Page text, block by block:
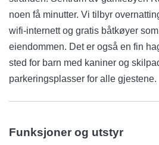
noen få minutter. Vi tilbyr
wifi-internett og gratis båtkøyer
eiendommen. Det er også en fin
sted for barn med kaniner og
parkeringsplasser for alle gjestene.
Funksjoner og utstyr